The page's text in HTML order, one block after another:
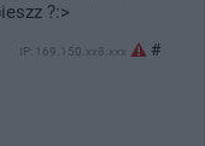
?:>
IP: 169.150.xx8.xxx #